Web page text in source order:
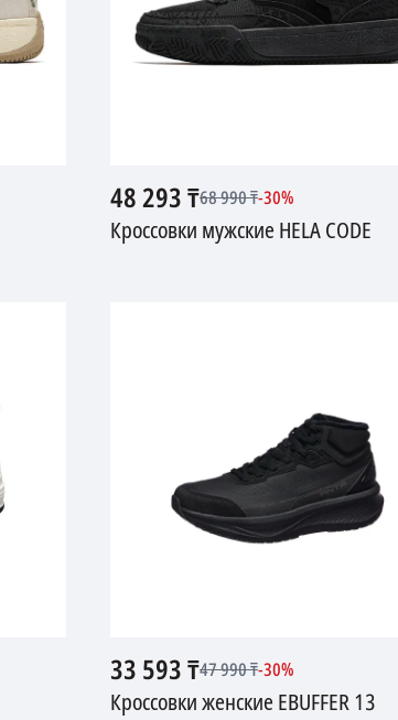
48 293₸68 990₸-30%
Кроссовки мужские HELA CODE
33 593₸47 990₸-30%
Кроссовки женские EBUFFER 13